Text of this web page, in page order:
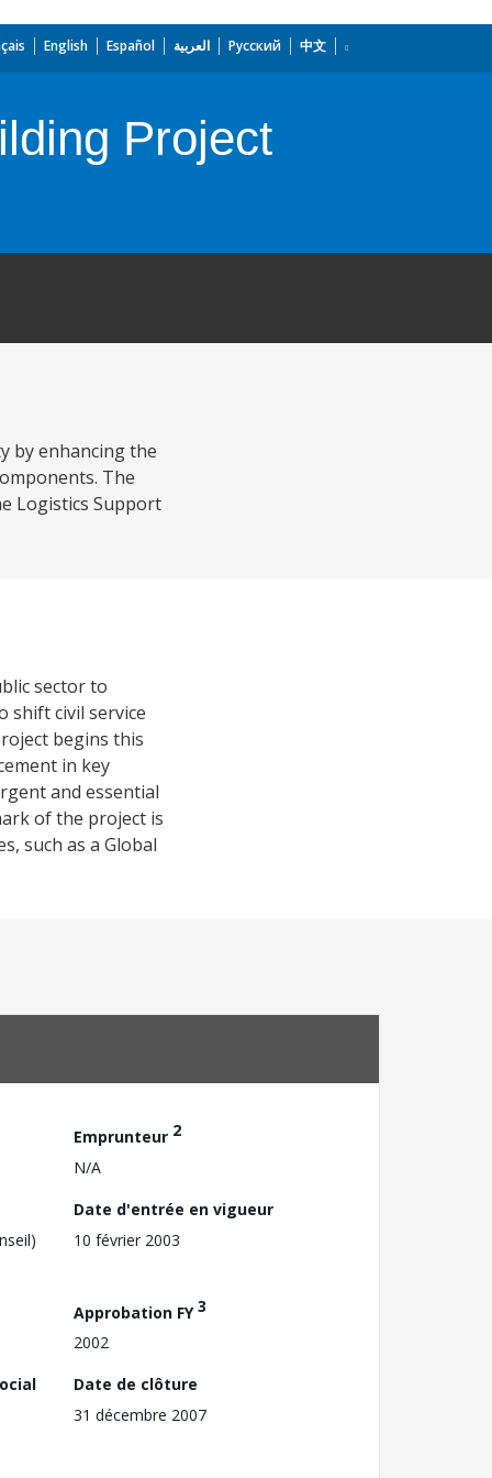
English Español العربية Русский 中文
Project
by enhancing the
The
Logistics Support
sector to
shift civil service
begins this
in key
and essential
of the project is
such as a Global
Emprunteur 2
N/A
Date d'entrée en vigueur
10 février 2003
Approbation FY3
2002
Date de clôture
31 décembre 2007